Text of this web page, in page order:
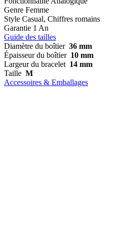
Genre Femme
Style Casual, Chiffres romains
Garantie 1 An
Guide des tailles
Diamètre du boîtier 36 mm
Épaisseur du boîtier 10 mm
Largeur du bracelet 14 mm
Taille M
Accessoires & Emballages